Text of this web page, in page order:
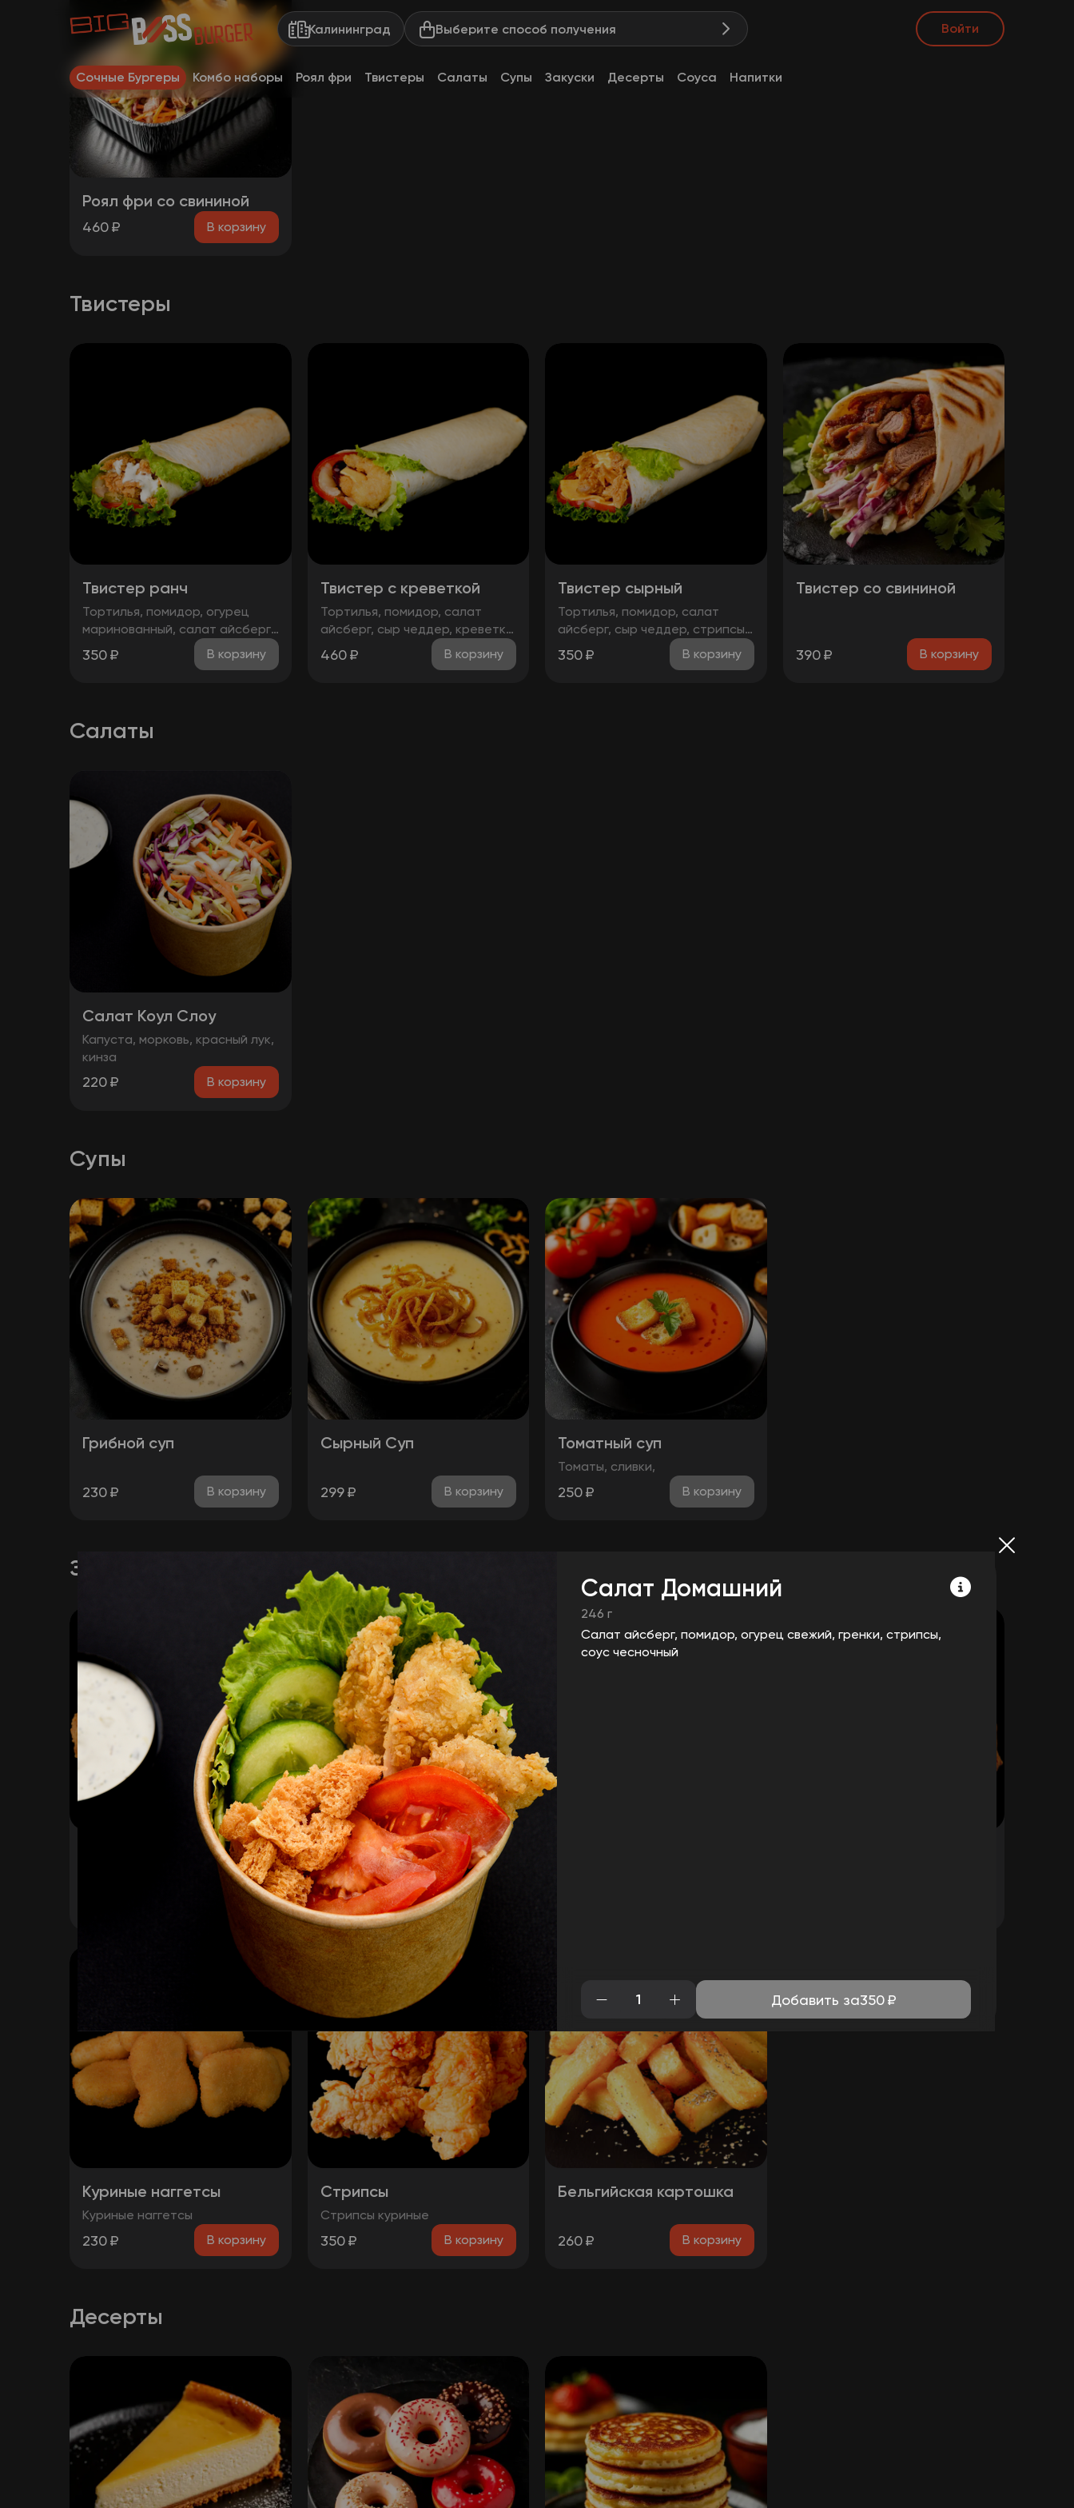
Калининград Выберите способ получения Войти
Сочные Бургеры Комбо наборы Роял фри Твистеры Салаты Супы Закуски Десерты Соуса Напитки
Роял фри со свининой
460₽ В корзину
Твистеры
Твистер ранч
Тортилья, помидор, огурец
маринованный, салат айсберг,
стрипсы 2шт, соус чесночный
350₽ В корзину
Твистер с креветкой
Тортилья, помидор, салат
айсберг, сыр чеддер, креветка,
соус чесночный
460 ₽ В корзину
Твистер сырный
Тортилья, помидор, салат
айсберг, сыр чеддер, стрипсы
2шт., соус сырный
350₽ В корзину
Твистер со свининой
390 ₽ В корзину
Салаты
Салат Коул Слоу
Капуста, морковь, красный лук,
кинза
220₽ В корзину
Супы
Грибной суп
230₽ В корзину
Сырный Суп
299 ₽ В корзину
Томатный суп
Томаты, сливки,
250₽ В корзину
Закуски
Грибочки хрустящие
В корзину
Картофель фри
Картофель фри
220₽ В корзину
Куриные наггетсы
Куриные наггетсы
230₽ В корзину
Стрипсы
Стрипсы куриные
350 ₽ В корзину
Бельгийская картошка
260₽ В корзину
Десерты
Салат Домашний
246 г
Салат айсберг, помидор, огурец свежий, гренки, стрипсы,
соус чесночный
Добавить за350 ₽